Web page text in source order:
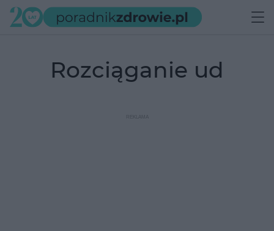
rozciąganie ud